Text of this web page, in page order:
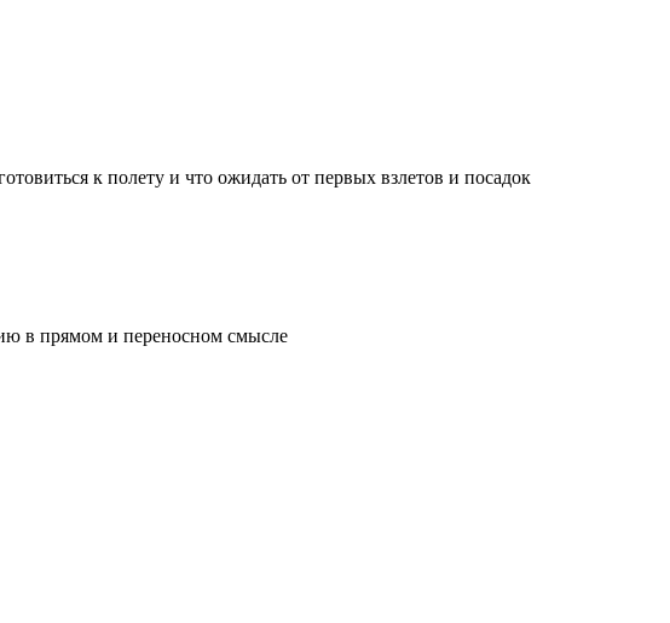
к полету и что ожидать от первых взлетов и посадок
в прямом и переносном смысле